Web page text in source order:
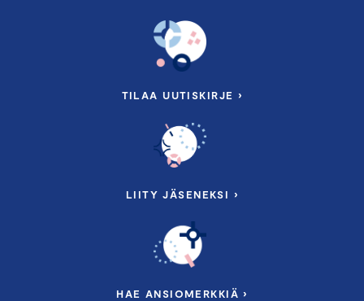
TILAA UUTISKIRJE ›
LIITY JÄSENEKSI ›
HAE ANSIOMERKKIÄ ›